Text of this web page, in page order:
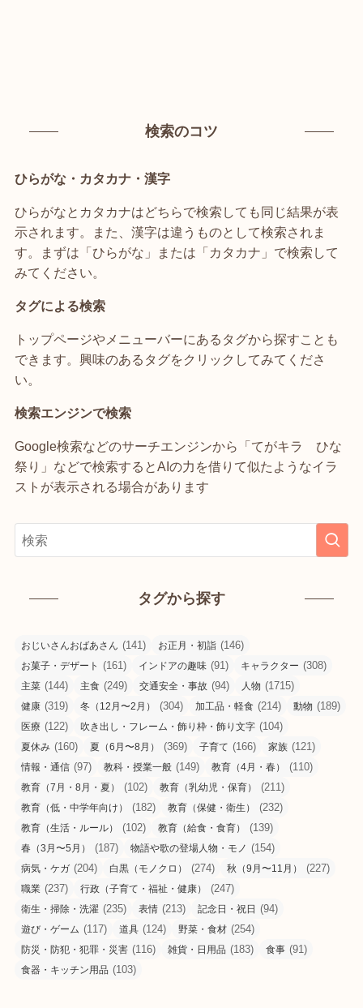
検索のコツ
ひらがな・カタカナ・漢字
ひらがなとカタカナはどちらで検索しても同じ結果が表
示されます。また、漢字は違うものとして検索されま
す。まずは「ひらがな」または「カタカナ」で検索して
みてください。
タグによる検索
トップページやメニューバーにあるタグから探すことも
できます。興味のあるタグをクリックしてみてくださ
い。
検索エンジンで検索
Google検索などのサーチエンジンから「てがキラ ひな
祭り」などで検索するとAIの力を借りて似たようなイラ
ストが表示される場合があります
タグから探す
おじいさんおばあさん (141) お正月・初詣 (146)
お菓子・デザート (161) インドアの趣味 (91) キャラクター (308)
主菜 (144) 主食 (249) 交通安全・事故 (94) 人物 (1715)
健康 (319) 冬（12月〜2月） (304) 加工品・軽食 (214) 動物 (189)
医療 (122) 吹き出し・フレーム・飾り枠・飾り文字 (104)
夏休み (160) 夏（6月〜8月） (369) 子育て (166) 家族 (121)
情報・通信 (97) 教科・授業一般 (149) 教育（4月・春） (110)
教育（7月・8月・夏） (102) 教育（乳幼児・保育） (211)
教育（低・中学年向け） (182) 教育（保健・衛生） (232)
教育（生活・ルール） (102) 教育（給食・食育） (139)
春（3月〜5月） (187) 物語や歌の登場人物・モノ (154)
病気・ケガ (204) 白黒（モノクロ） (274) 秋（9月〜11月） (227)
職業 (237) 行政（子育て・福祉・健康） (247)
衛生・掃除・洗濯 (235) 表情 (213) 記念日・祝日 (94)
遊び・ゲーム (117) 道具 (124) 野菜・食材 (254)
防災・防犯・犯罪・災害 (116) 雑貨・日用品 (183) 食事 (91)
食器・キッチン用品 (103)